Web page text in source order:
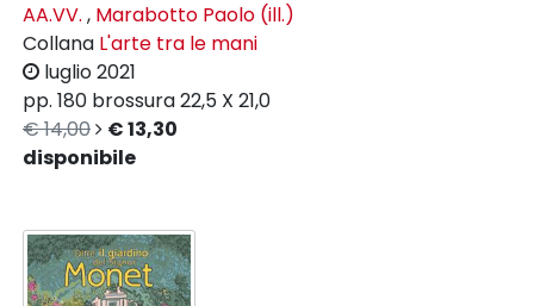
AA.VV. , Marabotto Paolo (ill.)
Collana L'arte tra le mani
luglio 2021
pp. 180 brossura22,5 X 21,0
€ 14,00
€ 13,30
disponibile